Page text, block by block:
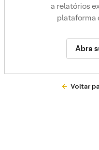
a relatórios
plataforma
Abra
Voltar